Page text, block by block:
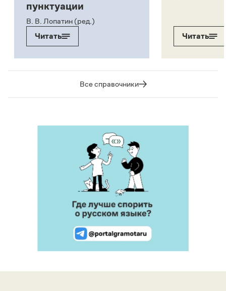
пунктуации
В. В. Лопатин (ред.)
Читать
Читать
Все справочники